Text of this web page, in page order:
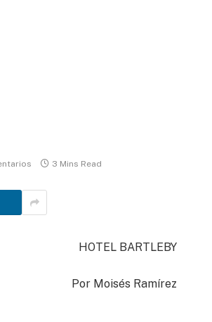
3 Mins Read
HOTEL BARTLEBY
Por Moisés Ramírez